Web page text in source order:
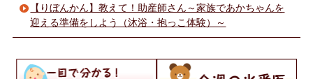
【りぼんかん】教えて！助産師さん～家族であかちゃんを
迎える準備をしよう（沐浴・抱っこ体験）～